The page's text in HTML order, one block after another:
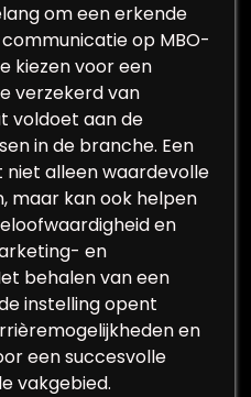
om een erkende
op MBO-
kiezen voor een
verzekerd van
voldoet aan de
in de branche. Een
alleen waardevolle
maar kan ook helpen
en
en
behalen van een
instelling opent
en
een succesvolle
vakgebied.